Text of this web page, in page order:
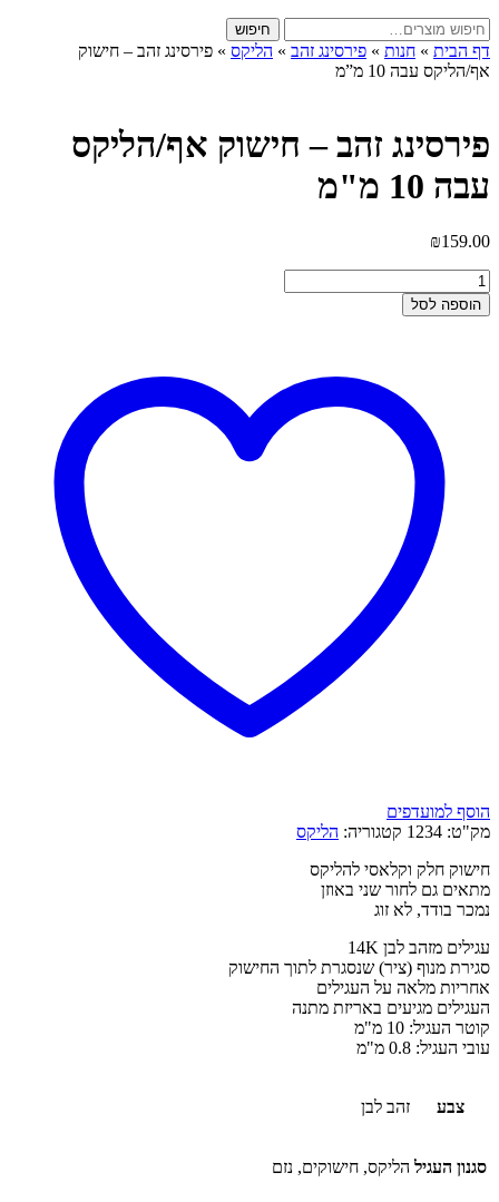
חיפוש
עבור:
חיפוש
דף הבית » חנות » פירסינג זהב » הליקס » פירסינג זהב – חישוק
אף/הליקס עבה 10 מ”מ
פירסינג זהב – חישוק אף/הליקס
עבה 10 מ"מ
₪159.00
כמות
של
פירסינג
הוספה לסל
הוסף למועדפים
מק"ט: 1234 קטגוריה: הליקס
חישוק חלק וקלאסי להליקס
מתאים גם לחור שני באוזן
נמכר בודד, לא זוג
עגילים מזהב לבן 14K
סגירת מנוף (ציר) שנסגרת לתוך החישוק
אחריות מלאה על העגילים
העגילים מגיעים באריזת מתנה
קוטר העגיל: 10 מ"מ
עובי העגיל: 0.8 מ"מ
צבע זהב לבן
סגנון העגיל הליקס, חישוקים, נזם